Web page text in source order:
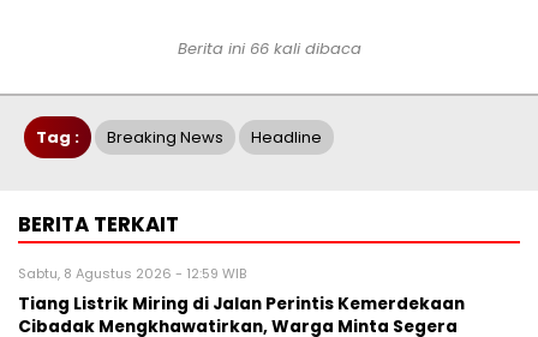
Berita ini 66 kali dibaca
Tag : Breaking News Headline
BERITA TERKAIT
Sabtu, 8 Agustus 2026 - 12:59 WIB
Tiang Listrik Miring di Jalan Perintis Kemerdekaan
Cibadak Mengkhawatirkan, Warga Minta Segera